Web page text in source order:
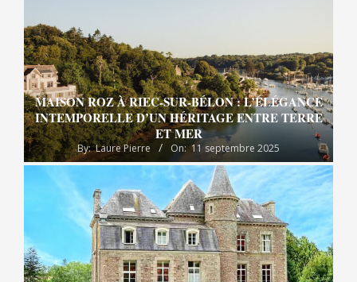
MAISON ROZ À RIEC-SUR-BÉLON : L’ÉLÉGANCE
INTEMPORELLE D’UN HÉRITAGE ENTRE TERRE
ET MER
By: Laure Pierre On: 11 septembre 2025